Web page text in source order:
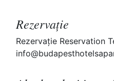
Rezervaţie
Rezervaţie Reservation